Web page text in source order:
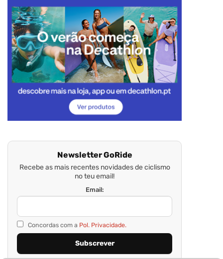
Newsletter GoRide
Recebe as mais recentes novidades de ciclismo
no teu email!
Email:
Concordas com a Pol. Privacidade.